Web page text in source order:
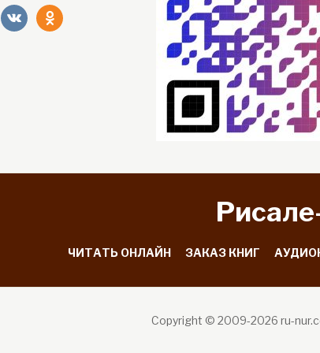
vkontakteodnoklassniki
ЧИТАТЬ ОНЛАЙН ЗАКАЗ КНИГ
Copyright © 2009-2026 ru-